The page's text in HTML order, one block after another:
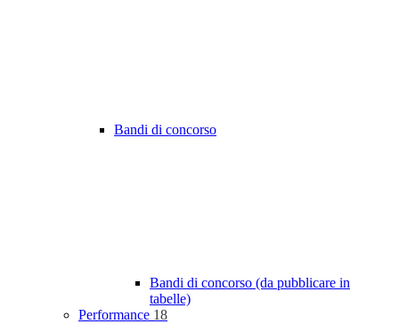
Bandi di concorso
Bandi di concorso (da pubblicare in
tabelle)
Performance 18